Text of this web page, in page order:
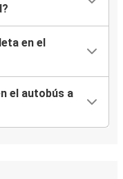
en el
el autobús a